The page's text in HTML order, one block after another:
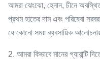
আমরা ঝেংঝো, হেনান, চীনে
প্রথম হাতের দাম এবং পরিষেবা
যে কোনো সময় ব্যবসায়িক
2. আমরা কিভাবে মানের গ্যারান্টি